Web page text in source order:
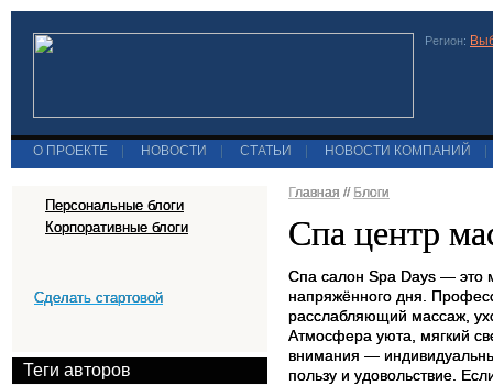
Регион:
О ПРОЕКТЕ НОВОСТИ СТАТЬИ НОВОСТИ КОМПАНИЙ
Персональные блоги
Корпоративные блоги
Сделать стартовой
Теги авторов
Главная // Блоги
Спа центр
Спа салон Spa Days — это
напряжённого дня.
расслабляющий массаж,
Атмосфера уюта, мягкий
внимания —
пользу и удовольствие.